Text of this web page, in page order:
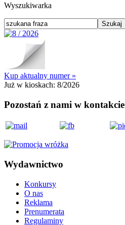
Wyszukiwarka
Kup aktualny numer »
Już w kioskach: 8/2026
Pozostań z nami w kontakcie
Wydawnictwo
Konkursy
O nas
Reklama
Prenumerata
Regulaminy